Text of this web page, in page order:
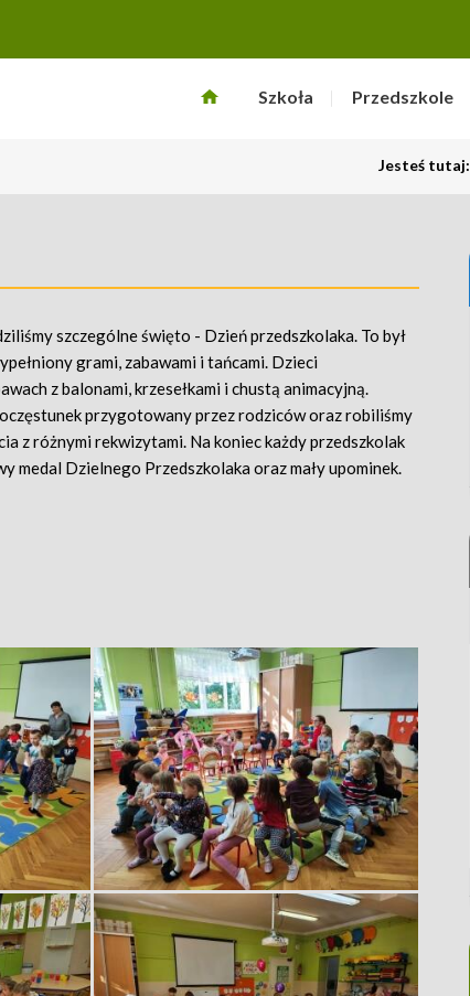
Szkoła Przedszkole
Jesteś tutaj:
szczególne święto - Dzień przedszkolaka. To był
grami, zabawami i tańcami. Dzieci
z balonami, krzesełkami i chustą animacyjną.
przygotowany przez rodziców oraz robiliśmy
z różnymi rekwizytami. Na koniec każdy przedszkolak
medal Dzielnego Przedszkolaka oraz mały upominek.